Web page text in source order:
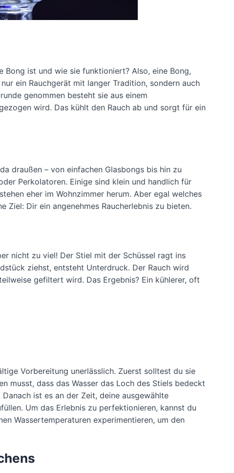
ist und wie sie funktioniert? Also, eine Bong,
ein Rauchgerät mit langer Tradition, sondern auch
genommen besteht sie aus einem
wird. Das kühlt den Rauch ab und sorgt für ein
da draußen – von einfachen Glasbongs bis hin zu
Perkolatoren. Einige sind klein und handlich für
eher im Wohnzimmer herum. Aber egal welches
Ziel: Dir ein angenehmes Raucherlebnis zu bieten.
nicht zu viel! Der Stiel mit der Schüssel ragt ins
ziehst, entsteht Unterdruck. Der Rauch wird
gefiltert wird. Das Ergebnis? Ein kühlerer, oft
Vorbereitung unerlässlich. Zuerst solltest du sie
musst, dass das Wasser das Loch des Stiels bedeckt
ist es an der Zeit, deine ausgewählte
Um das Erlebnis zu perfektionieren, kannst du
Wassertemperaturen experimentieren, um den